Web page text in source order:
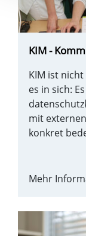
KIM -
KIM ist
es in sich:
mit
konkret
Mehr